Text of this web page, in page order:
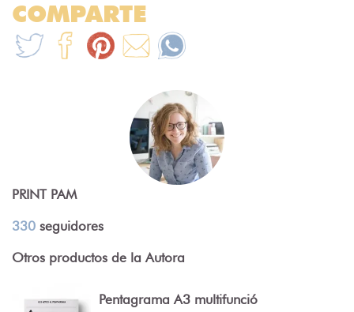
COMPARTE
PRINT PAM
330 seguidores
Otros productos de la Autora
Pentagrama A3 multifunció